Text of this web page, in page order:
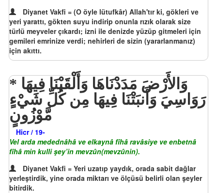
Diyanet Vakfi = (O öyle lütufkâr) Allah'tır ki, gökleri ve
yeri yarattı, gökten suyu indirip onunla rızık olarak size
türlü meyveler çıkardı; izni ile denizde yüzüp gitmeleri için
gemileri emrinize verdi; nehirleri de sizin (yararlanmanız)
için akıttı.
رَوَاسِيَ وَأَنبَتْنَا فِيهَا مِن كُلِّ شَيْءٍ
مَّوْزُونٍ
Hicr / 19-
Vel arda medednâhâ ve elkaynâ fîhâ ravâsiye ve enbetnâ
fîhâ min kulli şey’in mevzûn(mevzûnin).
Diyanet Vakfi = Yeri uzatıp yaydık, orada sabit dağlar
yerleştirdik, yine orada miktarı ve ölçüsü belirli olan şeyler
bitirdik.